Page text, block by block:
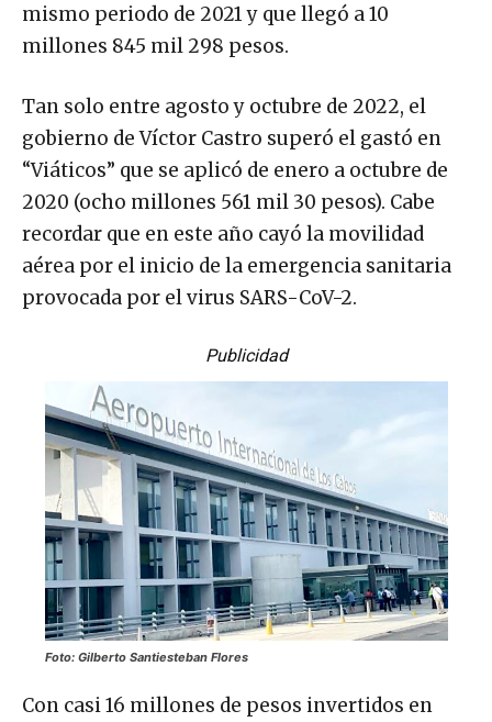
mismo periodo de 2021 y que llegó a 10
millones 845 mil 298 pesos.
Tan solo entre agosto y octubre de 2022, el
gobierno de Víctor Castro superó el gastó en
“Viáticos” que se aplicó de enero a octubre de
2020 (ocho millones 561 mil 30 pesos). Cabe
recordar que en este año cayó la movilidad
aérea por el inicio de la emergencia sanitaria
provocada por el virus SARS-CoV-2.
Publicidad
Foto: Gilberto Santiesteban Flores
Con casi 16 millones de pesos invertidos en